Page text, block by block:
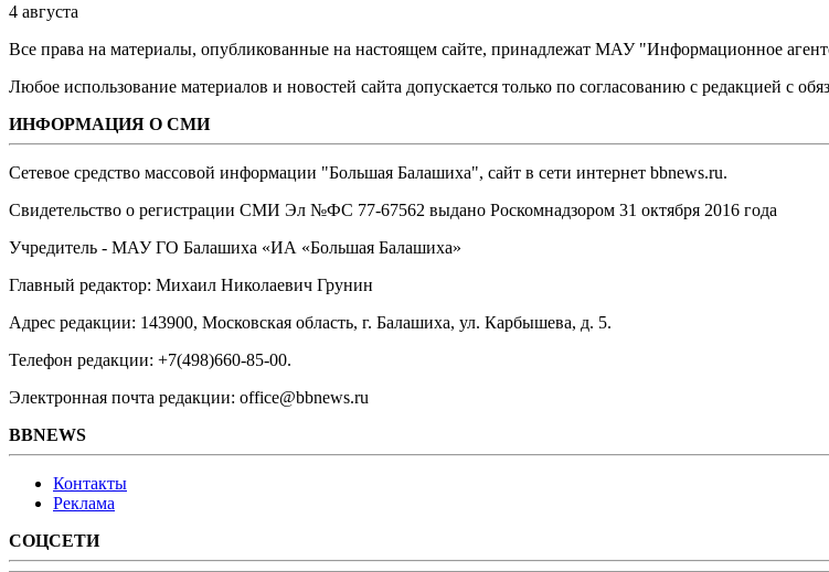
4 августа
Все права на материалы, опубликованные на настоящем сайте, принадлежат МАУ "Информационное
Любое использование материалов и новостей сайта допускается только по согласованию с редакцией с
ИНФОРМАЦИЯ О СМИ
Сетевое средство массовой информации "Большая Балашиха", сайт в сети интернет bbnews.ru.
Свидетельство о регистрации СМИ Эл №ФС ‎77-67562 выдано Роскомнадзором 31 октября 2016 года
Учредитель - МАУ ГО Балашиха «ИА «Большая Балашиха»
Главный редактор: Михаил Николаевич Грунин
Адрес редакции: 143900, Московская область, г. Балашиха, ул. Карбышева, д. 5.
Телефон редакции: +7(498)660-85-00.
Электронная почта редакции: office@bbnews.ru
BBNEWS
Контакты
Реклама
СОЦСЕТИ